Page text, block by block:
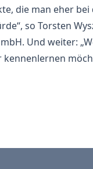
die man eher
so Torsten
Und weiter: